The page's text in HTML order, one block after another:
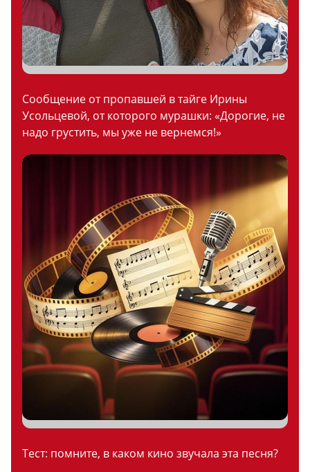
Сообщение от пропавшей в тайге Ирины
Усольцевой, от которого мурашки: «Дорогие, не
надо грустить, мы уже не вернемся!»
Тест: помните, в каком кино звучала эта песня?